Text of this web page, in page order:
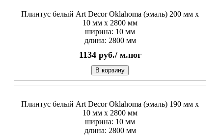
Плинтус белый Art Decor Oklahoma (эмаль) 200 мм х
10 мм х 2800 мм
ширина: 10 мм
длина: 2800 мм
1134 руб./ м.пог
В корзину
Плинтус белый Art Decor Oklahoma (эмаль) 190 мм х
10 мм х 2800 мм
ширина: 10 мм
длина: 2800 мм